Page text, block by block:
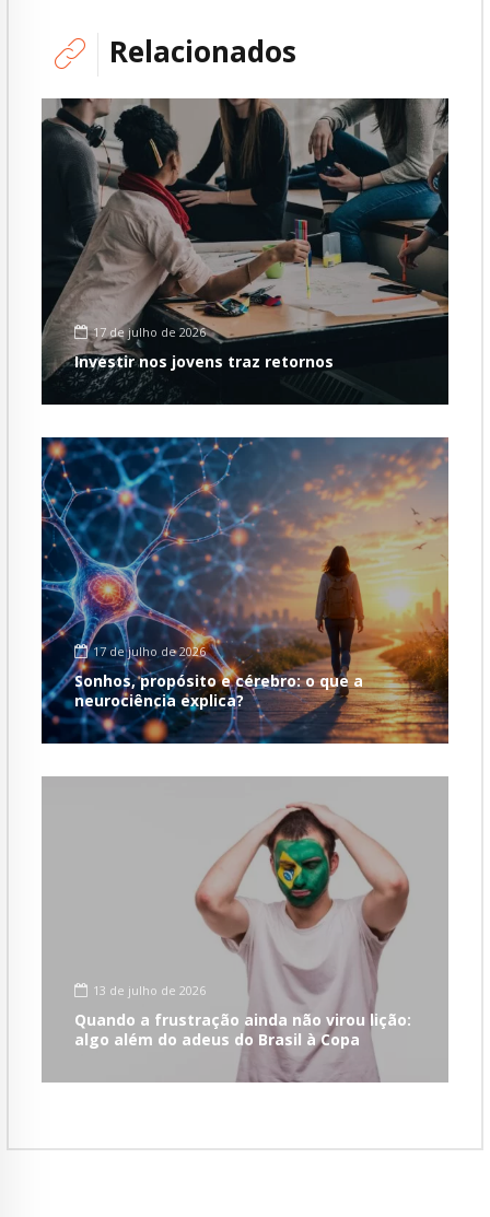
Relacionados
17 de julho de 2026
Investir nos jovens traz retornos
17 de julho de 2026
Sonhos, propósito e cérebro: o que a
neurociência explica?
13 de julho de 2026
Quando a frustração ainda não virou lição:
algo além do adeus do Brasil à Copa